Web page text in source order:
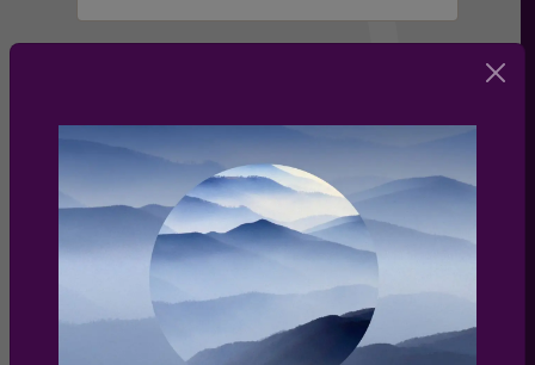
adatkezelési tájékoztatót
feliratkozás